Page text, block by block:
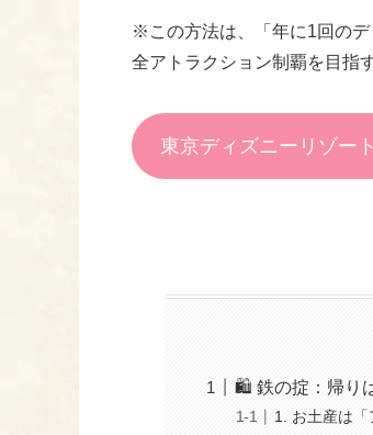
※この方法は、「年に1回のデ
全アトラクション制覇を目指
東京ディズニーリゾー
🛍️ 鉄の掟：帰り
1. お土産は「